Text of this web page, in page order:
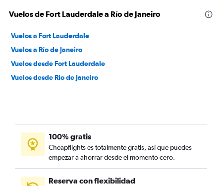
Vuelos de Fort Lauderdale a Río de Janeiro
Vuelos a Fort Lauderdale
Vuelos a Río de Janeiro
Vuelos desde Fort Lauderdale
Vuelos desde Río de Janeiro
100% gratis
Cheapflights es totalmente gratis, así que puedes
empezar a ahorrar desde el momento cero.
Reserva con flexibilidad